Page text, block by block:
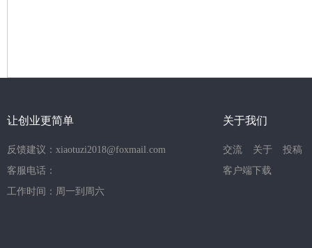
让创业更简单
反馈建议：xiaotuzi2018@foxmail.com
客服电话：
工作时间：周一到周六
关于我们
交流 关于
投稿
客户端下载